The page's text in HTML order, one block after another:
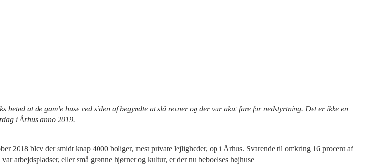
betød at de gamle huse ved siden af begyndte at slå revner og der var akut fare for nedstyrtning. Det er ikke en
i Århus anno 2019.
2018 blev der smidt knap 4000 boliger, mest private lejligheder, op i Århus. Svarende til omkring 16 procent af
arbejdspladser, eller små grønne hjørner og kultur, er der nu beboelses højhuse.